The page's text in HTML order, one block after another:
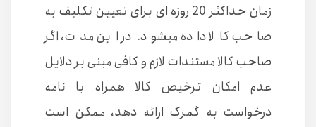
زمان حداکثر 20 روزه ای برای تعیین تکلیف به
صاحب کالا داده میشود. در این مدت، اگر
صاحب کالا مستندات لازم و کافی مبنی بر دلایل
عدم امکان ترخیص کالا همراه با نامه
درخواست به گمرک ارائه دهد، ممکن است